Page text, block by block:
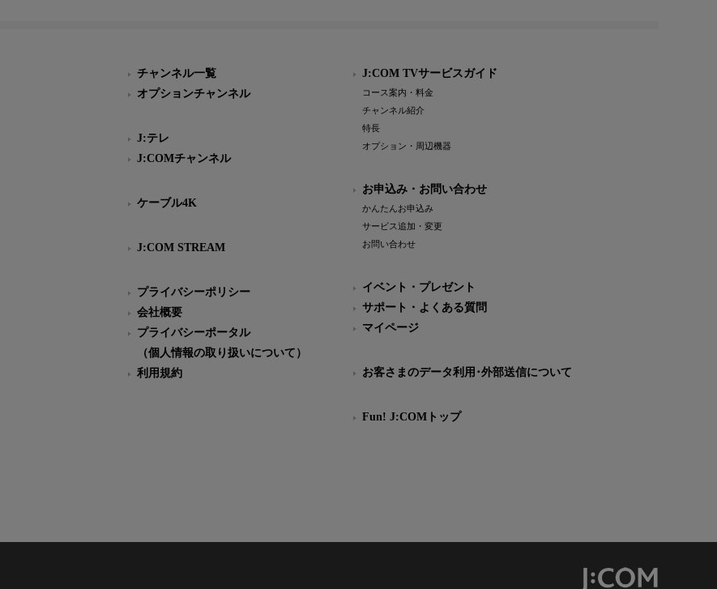
チャンネル一覧
オプションチャンネル
J:テレ
J:COMチャンネル
ケーブル4K
J:COM STREAM
プライバシーポリシー
会社概要
プライバシーポータル
（個人情報の取り扱いについて）
利用規約
J:COM TVサービスガイド
コース案内・料金
チャンネル紹介
特長
オプション・周辺機器
お申込み・お問い合わせ
かんたんお申込み
サービス追加・変更
お問い合わせ
イベント・プレゼント
サポート・よくある質問
マイページ
お客さまのデータ利用･外部送信について
Fun! J:COMトップ